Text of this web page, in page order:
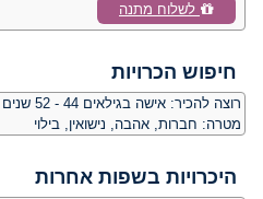
לשלוח מתנה
חיפוש הכרויות
רוצה להכיר: אישה בגילאים 44 - 52 שנים באזור מרכז הארץ
מטרה: חברות, אהבה, נישואין, בילוי
היכרויות בשפות אחרות